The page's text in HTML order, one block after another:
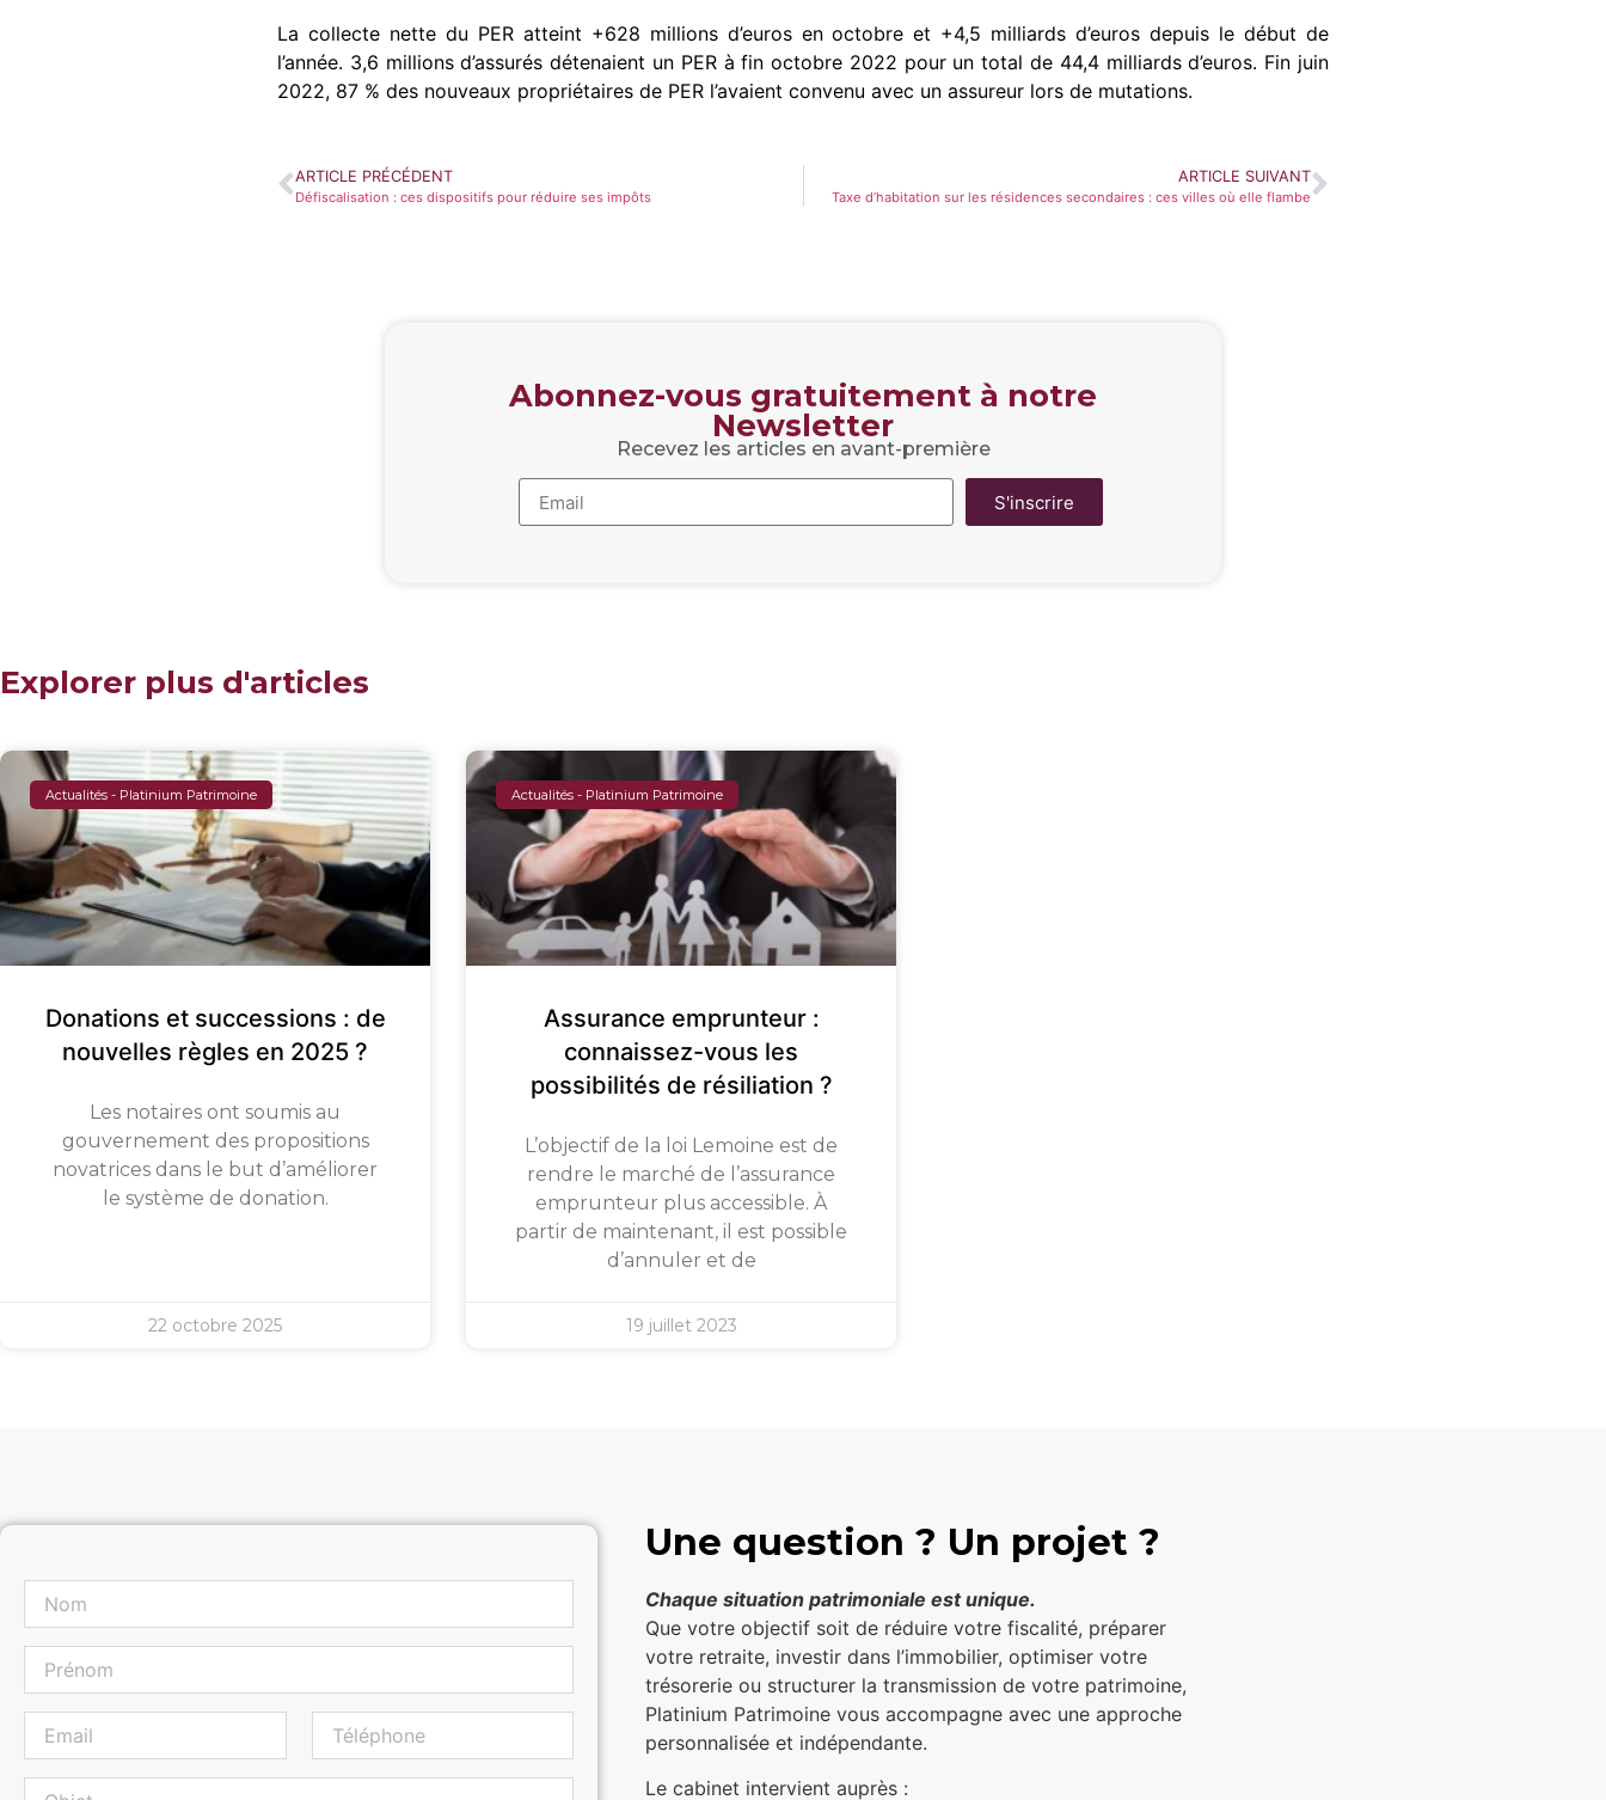
La collecte nette du PER atteint +628 millions d’euros en octobre et +4,5 milliards d’euros depuis le début de
l’année. 3,6 millions d’assurés détenaient un PER à fin octobre 2022 pour un total de 44,4 milliards d’euros. Fin juin
2022, 87 % des nouveaux propriétaires de PER l’avaient convenu avec un assureur lors de mutations.
ARTICLE PRÉCÉDENT
Défiscalisation : ces dispositifs pour réduire ses impôts
ARTICLE SUIVANT
Taxe d’habitation sur les résidences secondaires : ces villes où elle flambe
Abonnez-vous gratuitement à notre
Newsletter
Recevez les articles en avant-première
S'inscrire
Explorer plus d'articles
Actualités - Platinium Patrimoine
Donations et successions : de
nouvelles règles en 2025 ?
Les notaires ont soumis au
gouvernement des propositions
novatrices dans le but d’améliorer
le système de donation.
22 octobre 2025
Actualités - Platinium Patrimoine
Assurance emprunteur :
connaissez-vous les
possibilités de résiliation ?
L’objectif de la loi Lemoine est de
rendre le marché de l’assurance
emprunteur plus accessible. À
partir de maintenant, il est possible
d’annuler et de
19 juillet 2023
Une question ? Un projet ?
Chaque situation patrimoniale est unique.
Que votre objectif soit de réduire votre fiscalité, préparer
votre retraite, investir dans l’immobilier, optimiser votre
trésorerie ou structurer la transmission de votre patrimoine,
Platinium Patrimoine vous accompagne avec une approche
personnalisée et indépendante.
Le cabinet intervient auprès :